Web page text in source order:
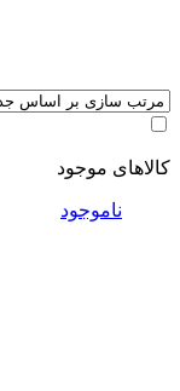
کالاهای موجود
ناموجود